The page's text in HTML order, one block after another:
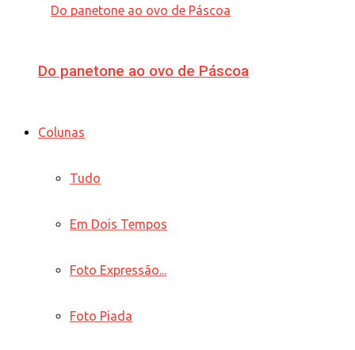
Do panetone ao ovo de Páscoa
Colunas
Tudo
Em Dois Tempos
Foto Expressão...
Foto Piada